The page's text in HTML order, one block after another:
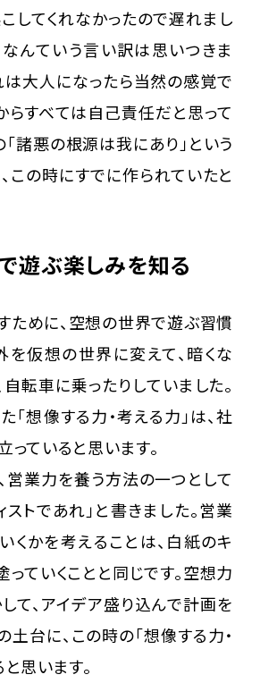
こしてくれなかったので遅れまし
なんていう言い訳は思いつきま
は大人になったら当然の感覚で
らすべては自己責任だと思って
「諸悪の根源は我にあり」という
この時にすでに作られていたと
遊ぶ楽しみを知る
ために、空想の世界で遊ぶ習慣
を仮想の世界に変えて、暗くな
自転車に乗ったりしていました。
「想像する力・考える力」は、社
っていると思います。
営業力を養う方法の一つとして
ストであれ」と書きました。営業
くかを考えることは、白紙のキ
ていくことと同じです。空想力
て、アイデア盛り込んで計画を
土台に、この時の「想像する力・
思います。